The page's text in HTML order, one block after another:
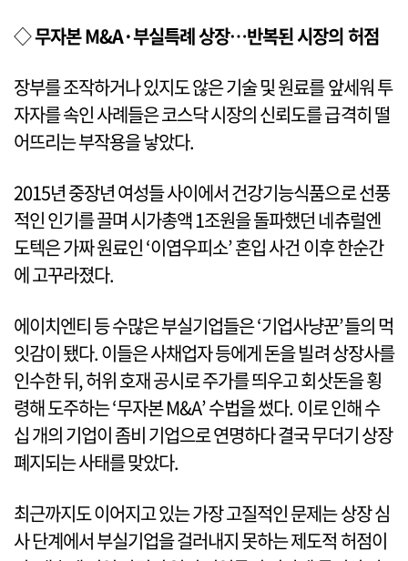
◇무자본 M&A·부실특례 상장…반복된 시장의 허점
장부를 조작하거나 있지도 않은 기술 및 원료를 앞세워 투
자자를 속인 사례들은 코스닥 시장의 신뢰도를 급격히 떨
어뜨리는 부작용을 낳았다.
2015년 중장년 여성들 사이에서 건강기능식품으로 선풍
적인 인기를 끌며 시가총액 1조원을 돌파했던 네츄럴엔
도텍은 가짜 원료인 ‘이엽우피소’ 혼입 사건 이후 한순간
에 고꾸라졌다.
에이치엔티 등 수많은 부실기업들은 ‘기업사냥꾼’들의 먹
잇감이 됐다. 이들은 사채업자 등에게 돈을 빌려 상장사를
인수한 뒤, 허위 호재 공시로 주가를 띄우고 회삿돈을 횡
령해 도주하는 ‘무자본 M&A’ 수법을 썼다. 이로 인해 수
십 개의 기업이 좀비 기업으로 연명하다 결국 무더기 상장
폐지되는 사태를 맞았다.
최근까지도 이어지고 있는 가장 고질적인 문제는 상장 심
사 단계에서 부실기업을 걸러내지 못하는 제도적 허점이